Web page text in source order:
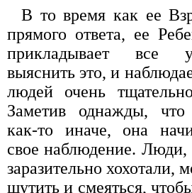
В то время как ее
прямого ответа, ее
прикладывает все
выяснить это, и
людей очень
Заметив однажды,
как-то иначе, она
свое наблюдение. Люди,
заразительно хохотали,
шутить и смеяться,